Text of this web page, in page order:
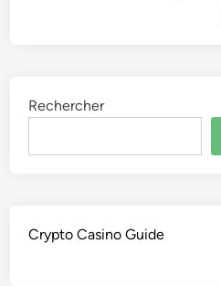
Rechercher
Crypto Casino Guide